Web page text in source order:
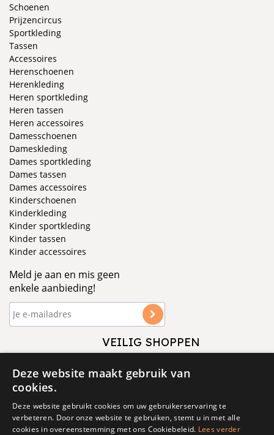
Schoenen
Prijzencircus
Sportkleding
Tassen
Accessoires
Herenschoenen
Herenkleding
Heren sportkleding
Heren tassen
Heren accessoires
Damesschoenen
Dameskleding
Dames sportkleding
Dames tassen
Dames accessoires
Kinderschoenen
Kinderkleding
Kinder sportkleding
Kinder tassen
Kinder accessoires
Meld je aan en mis geen
enkele aanbieding!
VEILIG SHOPPEN
Deze website maakt gebruik van
cookies.
Deze website gebruikt cookies om uw gebruikerservaring te
verbeteren. Door onze website te gebruiken, stemt u in met alle
cookies in overeenstemming met ons Cookiebeleid. Lees verder